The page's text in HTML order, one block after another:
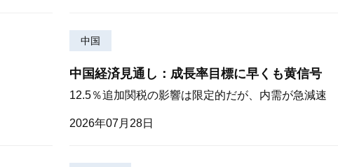
中国
中国経済見通し：成長率目標に早くも黄信号
12.5％追加関税の影響は限定的だが、内需が急減速
2026年07月28日